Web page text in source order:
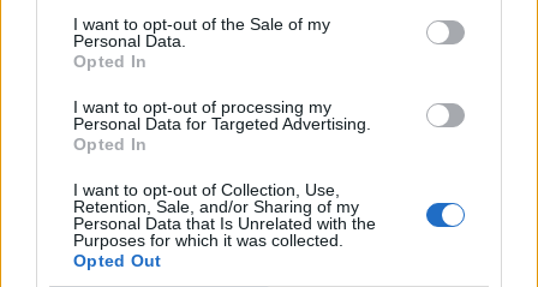
I want to opt-out of the Sale of my
Personal Data.
Opted In
I want to opt-out of processing my
Personal Data for Targeted Advertising.
Opted In
I want to opt-out of Collection, Use,
Retention, Sale, and/or Sharing of my
Personal Data that Is Unrelated with the
Purposes for which it was collected.
Opted Out
ΡΟΗ ΕΙΔΗΣΕΩΝ
ΗΠΑ: Επιτροπή της Γερουσίας προτείνει άσκηση
διώξεων σε βάρος του πρώην συμβούλου για την
Άντονι Φάουτσι
06/08/2026
ΕΛΑΣ: «Βιομηχανία κοροϊδίας από τον
7 χρόνια μετά, ξαναπαρουσιάζει τις ίδιες
υποσχέσεις»
06/08/2026